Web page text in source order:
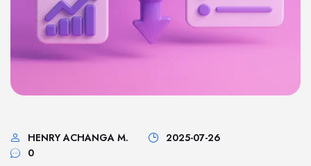
HENRY ACHANGA M.
2025-07-26
0